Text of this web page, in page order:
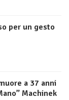
per un gesto
a 37 anni
Machinek